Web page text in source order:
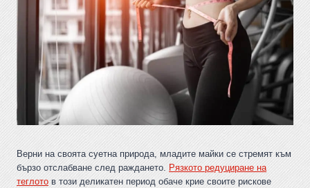
Верни на своята суетна природа, младите майки се стремят към
бързо отслабване след раждането. Рязкото редуциране на
теглото в този деликатен период обаче крие своите рискове